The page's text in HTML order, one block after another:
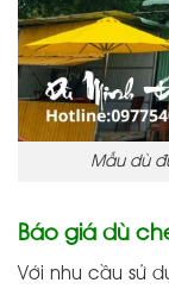
Mẫu dù
Báo giá dù
Với nhu cầu sử